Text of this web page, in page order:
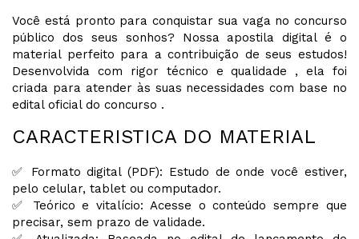
Você está pronto para conquistar sua vaga no concurso
público dos seus sonhos? Nossa apostila digital é o
material perfeito para a contribuição de seus estudos!
Desenvolvida com rigor técnico e qualidade , ela foi
criada para atender às suas necessidades com base no
edital oficial do concurso .
CARACTERISTICA DO MATERIAL
✅ Formato digital (PDF): Estudo de onde você estiver,
pelo celular, tablet ou computador.
✅ Teórico e vitalício: Acesse o conteúdo sempre que
precisar, sem prazo de validade.